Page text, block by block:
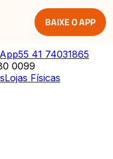
BAIXE O APP
55 41 74031865
0099
Lojas Físicas